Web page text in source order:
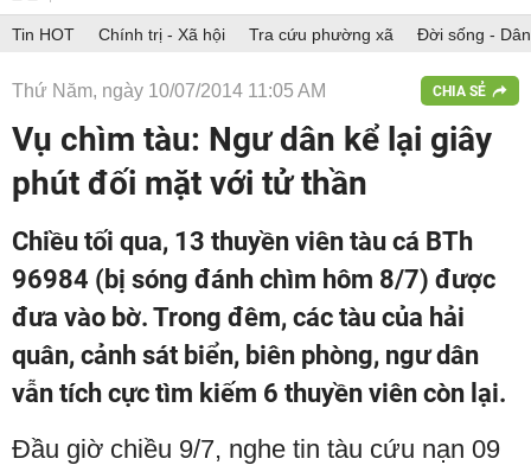
Tin HOT Chính trị - Xã hội Tra cứu phường xã Đời sống -
Thứ Năm, ngày 10/07/2014 11:05 AM CHIA SẺ
Vụ chìm tàu: Ngư dân kể lại giây
phút đối mặt với tử thần
Chiều tối qua, 13 thuyền viên tàu cá BTh
96984 (bị sóng đánh chìm hôm 8/7) được
đưa vào bờ. Trong đêm, các tàu của hải
quân, cảnh sát biển, biên phòng, ngư dân
vẫn tích cực tìm kiếm 6 thuyền viên còn lại.
Đầu giờ chiều 9/7, nghe tin tàu cứu nạn 09